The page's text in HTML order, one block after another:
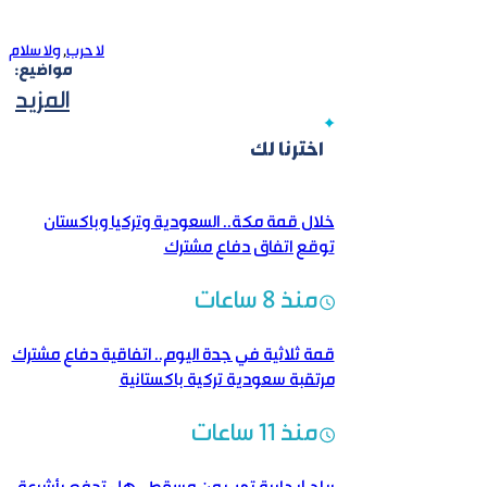
لا حرب,ولا سلام
مواضيع:
المزيد
اخترنا لك
خلال قمة مكة.. السعودية وتركيا وباكستان
توقع اتفاق دفاع مشترك
منذ 8 ساعات
قمة ثلاثية في جدة اليوم.. اتفاقية دفاع مشترك
مرتقبة سعودية تركية باكستانية
منذ 11 ساعات